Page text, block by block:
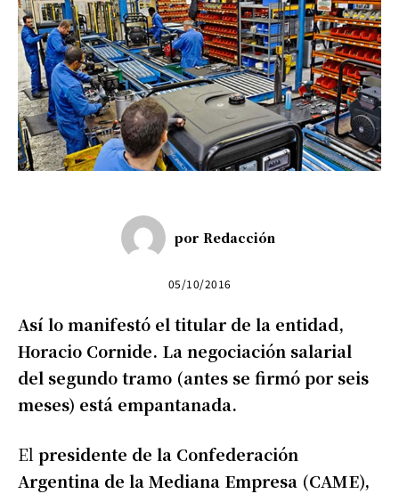
por Redacción
05/10/2016
Así lo manifestó el titular de la entidad,
Horacio Cornide. La negociación salarial
del segundo tramo (antes se firmó por seis
meses) está empantanada.
Elpresidente de la Confederación
Argentina de la Mediana Empresa (CAME),